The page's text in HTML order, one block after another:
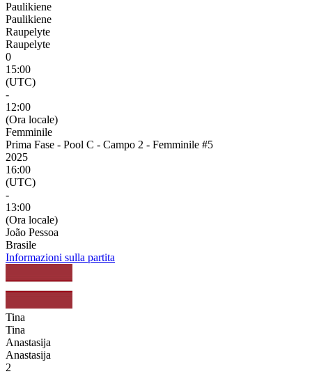
Paulikiene
Paulikiene
Raupelyte
Raupelyte
0
15:00
(UTC)
-
12:00
(Ora locale)
Femminile
Prima Fase - Pool C - Campo 2 - Femminile #5
2025
16:00
(UTC)
-
13:00
(Ora locale)
João Pessoa
Brasile
Informazioni sulla partita
Tina
Tina
Anastasija
Anastasija
2